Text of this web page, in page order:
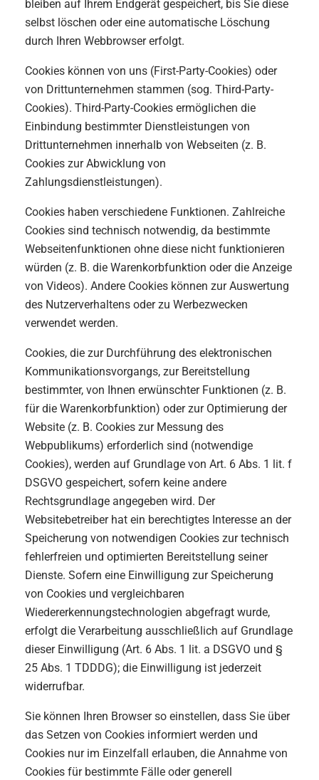
bleiben auf Ihrem Endgerät gespeichert, bis Sie diese
selbst löschen oder eine automatische Löschung
durch Ihren Webbrowser erfolgt.
Cookies können von uns (First-Party-Cookies) oder
von Drittunternehmen stammen (sog. Third-Party-
Cookies). Third-Party-Cookies ermöglichen die
Einbindung bestimmter Dienstleistungen von
Drittunternehmen innerhalb von Webseiten (z. B.
Cookies zur Abwicklung von
Zahlungsdienstleistungen).
Cookies haben verschiedene Funktionen. Zahlreiche
Cookies sind technisch notwendig, da bestimmte
Webseitenfunktionen ohne diese nicht funktionieren
würden (z. B. die Warenkorbfunktion oder die Anzeige
von Videos). Andere Cookies können zur Auswertung
des Nutzerverhaltens oder zu Werbezwecken
verwendet werden.
Cookies, die zur Durchführung des elektronischen
Kommunikationsvorgangs, zur Bereitstellung
bestimmter, von Ihnen erwünschter Funktionen (z. B.
für die Warenkorbfunktion) oder zur Optimierung der
Website (z. B. Cookies zur Messung des
Webpublikums) erforderlich sind (notwendige
Cookies), werden auf Grundlage von Art. 6 Abs. 1 lit. f
DSGVO gespeichert, sofern keine andere
Rechtsgrundlage angegeben wird. Der
Websitebetreiber hat ein berechtigtes Interesse an der
Speicherung von notwendigen Cookies zur technisch
fehlerfreien und optimierten Bereitstellung seiner
Dienste. Sofern eine Einwilligung zur Speicherung
von Cookies und vergleichbaren
Wiedererkennungstechnologien abgefragt wurde,
erfolgt die Verarbeitung ausschließlich auf Grundlage
dieser Einwilligung (Art. 6 Abs. 1 lit. a DSGVO und §
25 Abs. 1 TDDDG); die Einwilligung ist jederzeit
widerrufbar.
Sie können Ihren Browser so einstellen, dass Sie über
das Setzen von Cookies informiert werden und
Cookies nur im Einzelfall erlauben, die Annahme von
Cookies für bestimmte Fälle oder generell